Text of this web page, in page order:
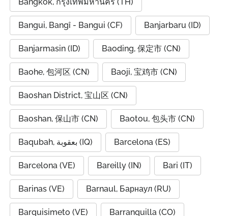
Bangui, Bangî - Bangui (CF) Banjarbaru (ID)
Banjarmasin (ID) Baoding, 保定市 (CN)
Baohe, 包河区 (CN) Baoji, 宝鸡市 (CN)
Baoshan District, 宝山区 (CN)
Baoshan, 保山市 (CN) Baotou, 包头市 (CN)
Baqubah, بعقوبة (IQ) Barcelona (ES)
Barcelona (VE) Bareilly (IN) Bari (IT)
Barinas (VE) Barnaul, Барнаул (RU)
Barquisimeto (VE) Barranquilla (CO)